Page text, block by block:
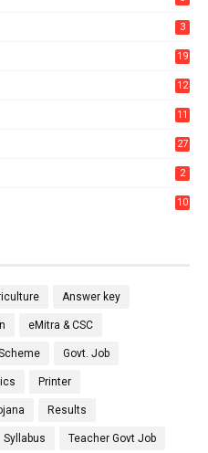
3
19
12
11
27
2
10
Answer key
eMitra & CSC
Govt. Job
Printer
Results
Syllabus Teacher Govt Job